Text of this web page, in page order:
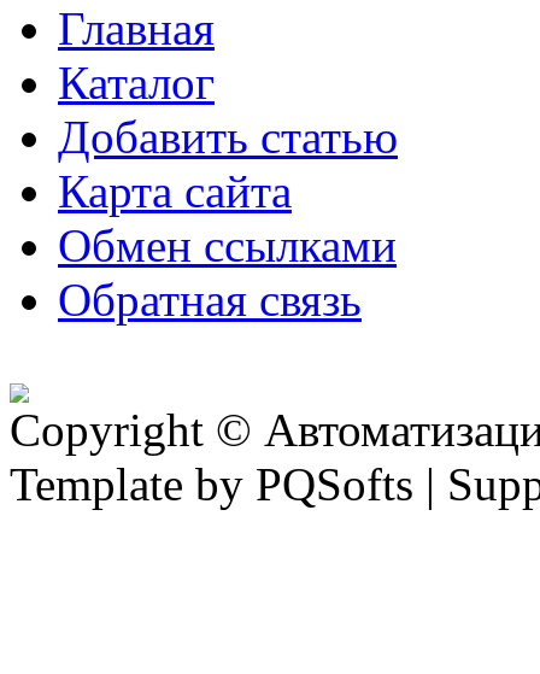
Главная
Каталог
Добавить статью
Карта сайта
Обмен ссылками
Обратная связь
Copyright ©
Template by PQSofts |